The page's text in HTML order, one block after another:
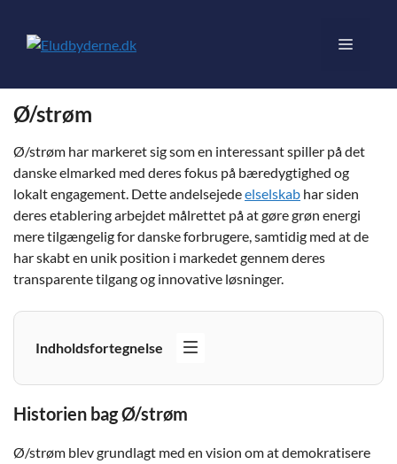
indhold
Menu
Ø/strøm
Ø/strøm har markeret sig som en interessant spiller på det
danske elmarked med deres fokus på bæredygtighed og
lokalt engagement. Dette andelsejedeelselskab har siden
deres etablering arbejdet målrettet på at gøre grøn energi
mere tilgængelig for danske forbrugere, samtidig med at de
har skabt en unik position i markedet gennem deres
transparente tilgang og innovative løsninger.
Indholdsfortegnelse
Historien bag Ø/strøm
Ø/strøm blev grundlagt med en vision om at demokratisere